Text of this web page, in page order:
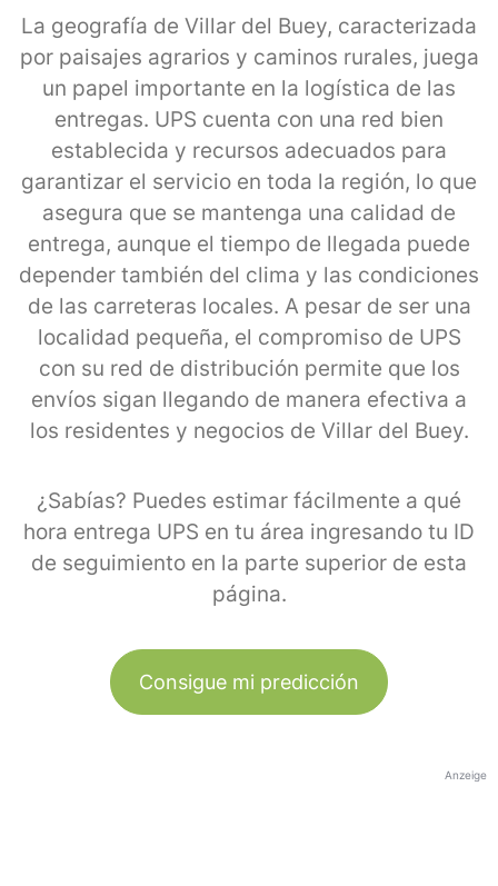
La geografía de Villar del Buey, caracterizada
por paisajes agrarios y caminos rurales, juega
un papel importante en la logística de las
entregas. UPS cuenta con una red bien
establecida y recursos adecuados para
garantizar el servicio en toda la región, lo que
asegura que se mantenga una calidad de
entrega, aunque el tiempo de llegada puede
depender también del clima y las condiciones
de las carreteras locales. A pesar de ser una
localidad pequeña, el compromiso de UPS
con su red de distribución permite que los
envíos sigan llegando de manera efectiva a
los residentes y negocios de Villar del Buey.
¿Sabías? Puedes estimar fácilmente a qué
hora entrega UPS en tu área ingresando tu ID
de seguimiento en la parte superior de esta
página.
Consigue mi predicción
Anzeige